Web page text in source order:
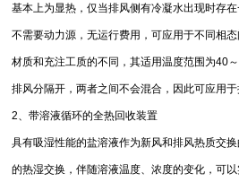
基本上为显热，仅当排风侧有冷凝水出现时存
不需要动力源，无运行费用，可应用于不同相
材质和充注工质的不同，其适用温度范围为40
排风分隔开，两者之间不会混合，因此可应用于
2、带溶液循环的全热回收装置
具有吸湿性能的盐溶液作为新风和排风热质交
的热湿交换，伴随溶液温度、浓度的变化，可